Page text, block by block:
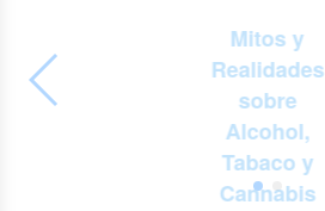
Mitos y
Realidades
sobre
Alcohol,
Tabaco y
Cannabis